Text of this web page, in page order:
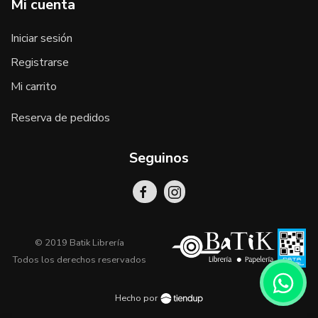
Mi cuenta
Iniciar sesión
Registrarse
Mi carrito
Reserva de pedidos
Seguinos
© 2019 Batik Librería
Todos los derechos reservados
Hecho por